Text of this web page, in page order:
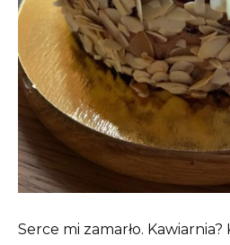
Serce mi zamarło.